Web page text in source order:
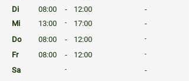
Di
08:00 - 12:00
-
Mi
13:00 - 17:00
-
Do
08:00 - 12:00 -
Fr 08:00 - 12:00 -
Sa -
-